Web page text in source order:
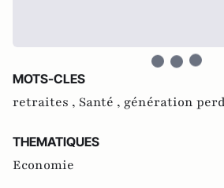
MOTS-CLES
retraites , Santé , génération
THEMATIQUES
Economie